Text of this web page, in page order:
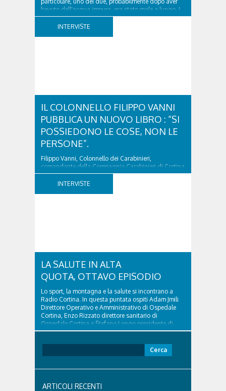
bevuto dell'acqua impura, era stato male a lungo. I
due ragazzi, che avevano passato...
INTERVISTE
IL COLONNELLO FILIPPO VANNI
PUBBLICA UN NUOVO LIBRO : “SI
POSSIEDONO LE COSE, NON LE
PERSONE”.
Filippo Vanni, Colonnello dei Carabinieri,
comandante della Compagnia Carabinieri di Cortina
d’Ampezzo sino al 2010, esperto di legislazione
nazionale ed europea, è l’ideatore del progetto di
INTERVISTE
LA SALUTE IN ALTA
QUOTA, OTTAVO EPISODIO
Lo sport, la montagna e la salute si incontrano a
Radio Cortina. In questa puntata ospiti Adam Jmili
Direttore Operativo e Amministrativo di Ospedale
Cortina, Enzo Rizzato direttore sanitario di
Ospedale Cortina e Stefano Longo presidente di
Fondazione Cortina. GVM Care & Research –...
per:
ARTICOLI RECENTI